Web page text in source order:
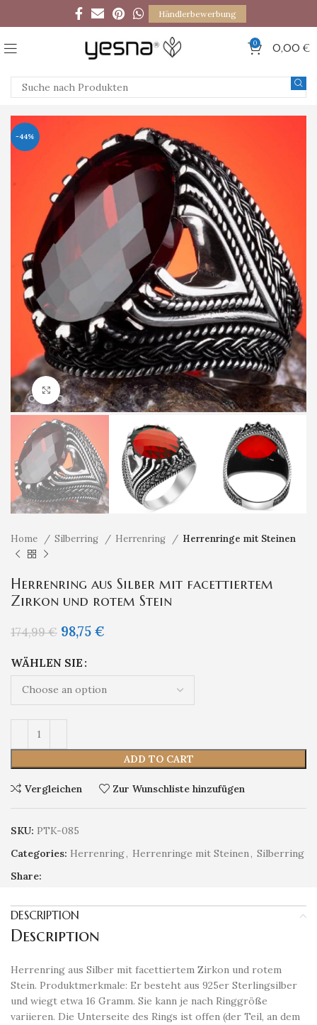
Händlerbewerbung
0 0,00 €
-44%
Klicken um zu vergrößern
Home Silberring Herrenring Herrenringe mit Steinen
Herrenring aus Silber mit facettiertem
Zirkon und rotem Stein
174,99€ 98,75 €
WÄHLEN SIE
ADD TO CART
Vergleichen Zur Wunschliste hinzufügen
SKU: PTK-085
Categories: Herrenring, Herrenringe mit Steinen, Silberring
Share:
DESCRIPTION
Description
Herrenring aus Silber mit facettiertem Zirkon und rotem
Stein. Produktmerkmale: Er besteht aus 925er Sterlingsilber
und wiegt etwa 16 Gramm. Sie kann je nach Ringgröße
variieren. Die Unterseite des Rings ist offen (der Teil, an dem